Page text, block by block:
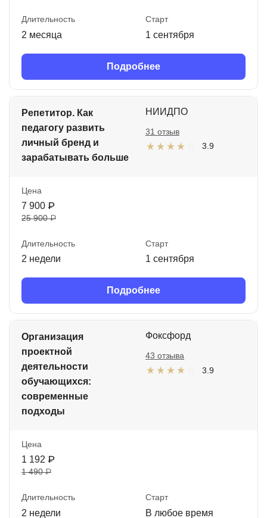
Длительность
2 месяца
Старт
1 сентября
Подробнее
Репетитор. Как
педагогу развить
личный бренд и
зарабатывать больше
НИИДПО
3.9
31 отзыв
Цена
7 900 ₽
25 900 ₽
Длительность
2 недели
Старт
1 сентября
Подробнее
Организация
проектной
деятельности
обучающихся:
современные
подходы
Фоксфорд
3.9
43 отзыва
Цена
1 192 ₽
1 490 ₽
Длительность
2 недели
Старт
В любое время